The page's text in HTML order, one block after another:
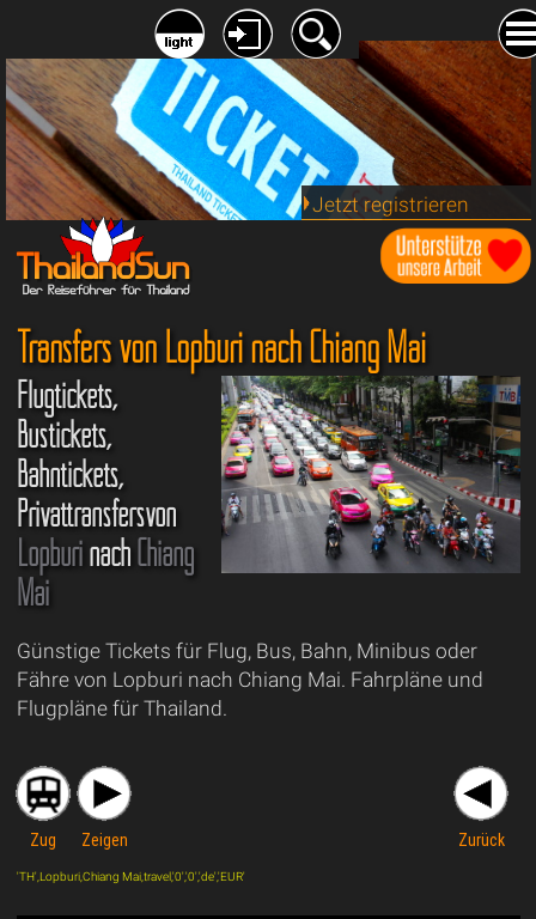
Jetzt registrieren
Transfers von Lopburi nach Chiang Mai
Flugtickets,
Bustickets,
Bahntickets,
Privattransfersvon
LopburinachChiang
Mai
Günstige Tickets für Flug, Bus, Bahn, Minibus oder
Fähre von Lopburi nach Chiang Mai. Fahrpläne und
Flugpläne für Thailand.
Zug Zeigen Zurück
'TH',Lopburi,Chiang Mai,travel,'0','0','de','EUR'